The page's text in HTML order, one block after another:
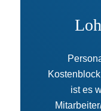
ist es